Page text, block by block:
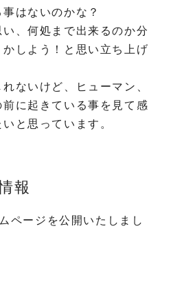
はないのかな？
、何処まで出来るのか分
しよう！と思い立ち上げ
ないけど、ヒューマン、
に起きている事を見て感
と思っています。
報
ページを公開いたしまし